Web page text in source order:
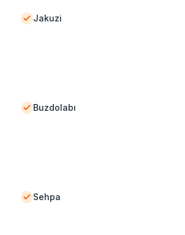
Jakuzi
Buzdolabı
Sehpa